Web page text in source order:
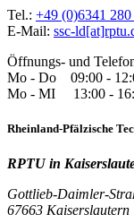
Tel.: +49 (0)6341
E-Mail: ssc-
Öffnungs- und
Mo - Do 09:00 -
Mo - MI 13:00 -
Rheinland-Pfälzische
RPTU in
Gottlieb-Daimler-
67663 Kaiserslautern